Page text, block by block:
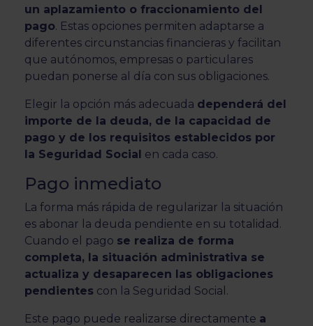
un aplazamiento o fraccionamiento del
pago. Estas opciones permiten adaptarse a
diferentes circunstancias financieras y facilitan
que autónomos, empresas o particulares
puedan ponerse al día con sus obligaciones.
Elegir la opción más adecuada dependerá del
importe de la deuda, de la capacidad de
pago y de los requisitos establecidos por
la Seguridad Social en cada caso.
Pago inmediato
La forma más rápida de regularizar la situación
es abonar la deuda pendiente en su totalidad.
Cuando el pago se realiza de forma
completa, la situación administrativa se
actualiza y desaparecen las obligaciones
pendientes con la Seguridad Social.
Este pago puede realizarse directamente a